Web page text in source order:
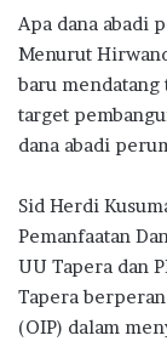
Apa dana abadi
Menurut
baru
target
dana abadi
Sid Herdi
Pemanfaatan
UU Tapera dan
Tapera
(OIP) dalam